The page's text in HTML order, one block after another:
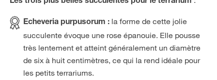
Echeveria purpusorum : la forme de cette jolie
succulente évoque une rose épanouie. Elle pousse
très lentement et atteint généralement un diamètre
de six à huit centimètres, ce qui la rend idéale pour
les petits terrariums.